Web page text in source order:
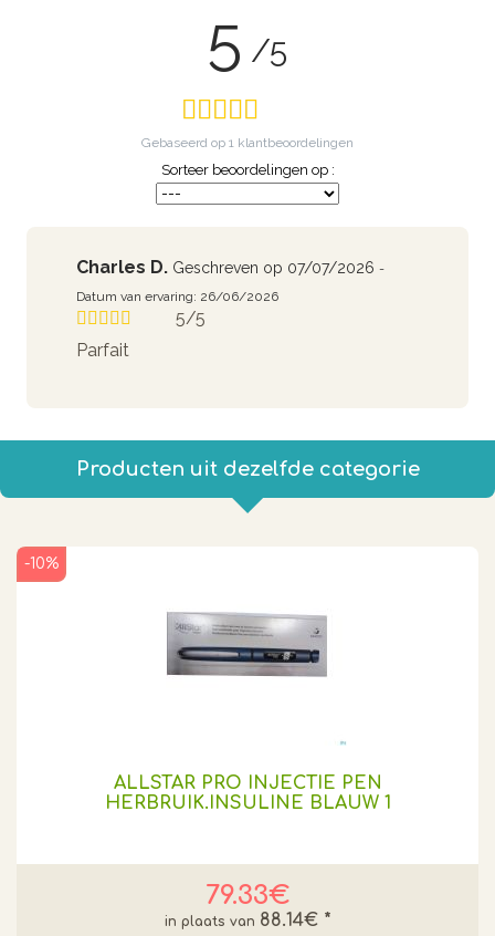
5 /5
Gebaseerd op 1 klantbeoordelingen
Sorteer beoordelingen op :
Charles D. Geschreven op 07/07/2026 -
Datum van ervaring: 26/06/2026
5/5
Parfait
Producten uit dezelfde categorie
ALLSTAR PRO INJECTIE PEN
HERBRUIK.INSULINE BLAUW 1
79.33€
-10%
88.14€ *